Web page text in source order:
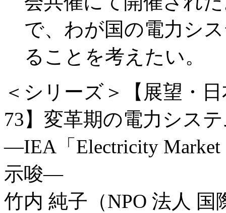
で、わが国の電力シ
ることを考えたい。
＜シリーズ＞【展望・
73】変革期の電力シス
―IEA「Electricity
示唆―
竹内 純子（NPO 法人